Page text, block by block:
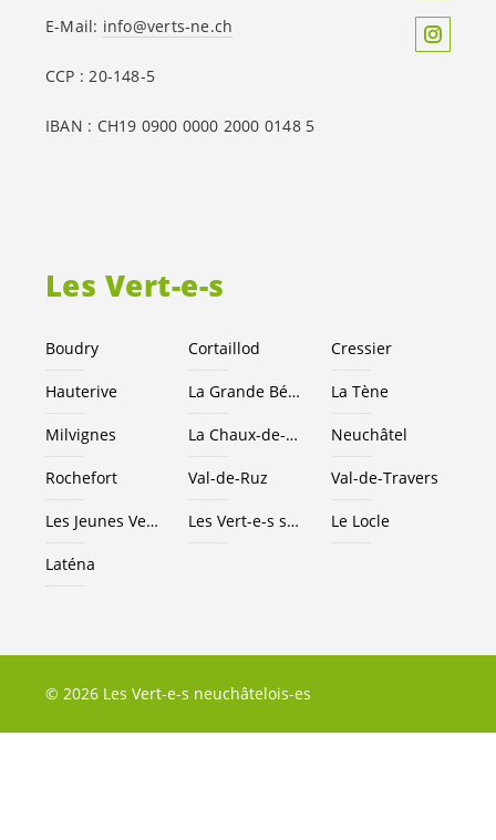
Les Vert-e-s
Boudry Cortaillod Cressier
Hauterive La Grande Béroche La Tène
Milvignes La Chaux-de-Fonds Neuchâtel
Rochefort Val-de-Ruz Val-de-Travers
Les Jeunes Vert-e-s NE
Les Vert-e-s suisses Le Locle
Laténa
E-Mail: info@verts-ne.ch
CCP : 20-148-5
IBAN : CH19 0900 0000 2000 0148 5
© 2026 Les Vert-e-s neuchâtelois-es